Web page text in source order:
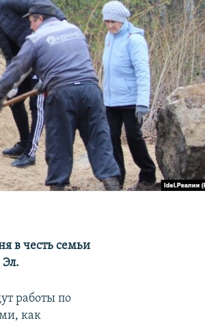
в честь семьи
работы по
как